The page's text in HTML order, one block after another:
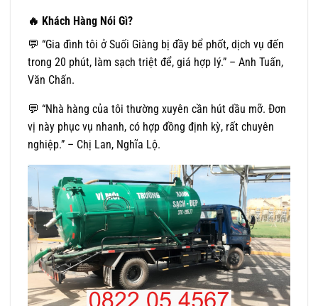
🔥 Khách Hàng Nói Gì?
💬 “Gia đình tôi ở Suối Giàng bị đầy bể phốt, dịch vụ đến
trong 20 phút, làm sạch triệt để, giá hợp lý.” – Anh Tuấn,
Văn Chấn.
💬 “Nhà hàng của tôi thường xuyên cần hút dầu mỡ. Đơn
vị này phục vụ nhanh, có hợp đồng định kỳ, rất chuyên
nghiệp.” – Chị Lan, Nghĩa Lộ.